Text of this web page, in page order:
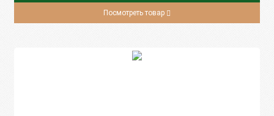
Посмотреть товар